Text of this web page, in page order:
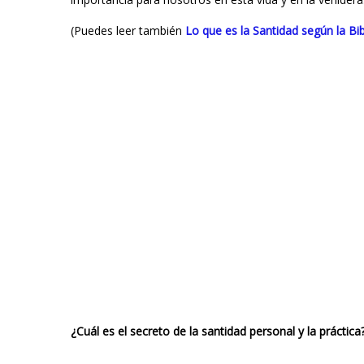
(Puedes leer también Lo que es la Santidad según la
¿Cuál es el secreto de la santidad personal y la